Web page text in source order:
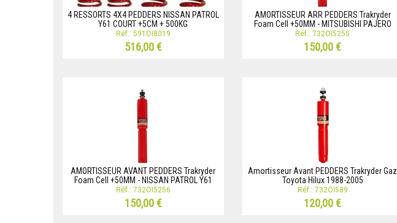
4 RESSORTS 4X4 PEDDERS NISSAN PATROL
Y61 COURT +5CM + 500KG
Réf.: 591OI8019
516,00 €
AMORTISSEUR ARR PEDDERS Trakryder
Foam Cell +50MM - MITSUBISHI PAJERO
Réf.: 732OI5255
150,00 €
AMORTISSEUR AVANT PEDDERS Trakryder
Foam Cell +50MM - NISSAN PATROL Y61
Réf.: 732OI5256
150,00 €
Amortisseur Avant PEDDERS Trakryder Gaz
Toyota Hilux 1988-2005
Réf.: 732OI589
120,00 €